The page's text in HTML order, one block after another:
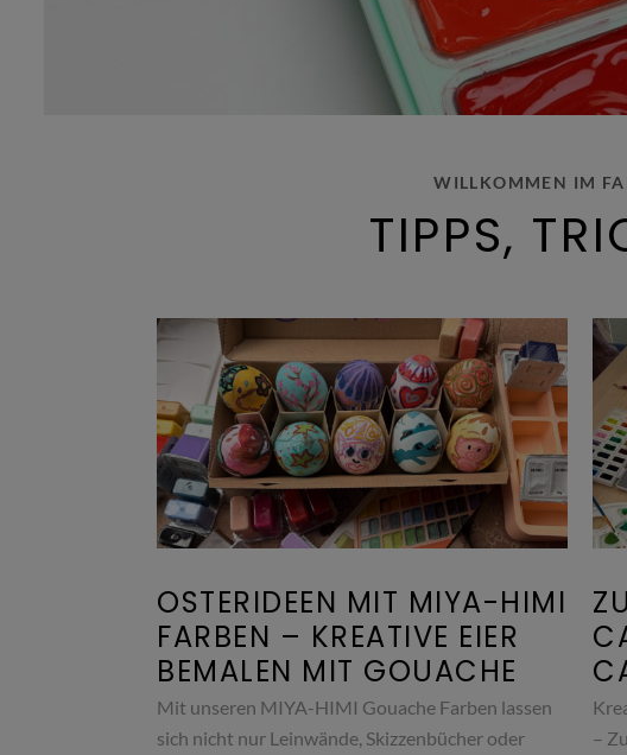
WILLKOMMEN IM
TIPPS,
OSTERIDEEN MIT MIYA-HIMI
FARBEN – KREATIVE EIER
BEMALEN MIT GOUACHE
Mit unseren MIYA-HIMI Gouache Farben lassen
sich nicht nur Leinwände, Skizzenbücher oder
–